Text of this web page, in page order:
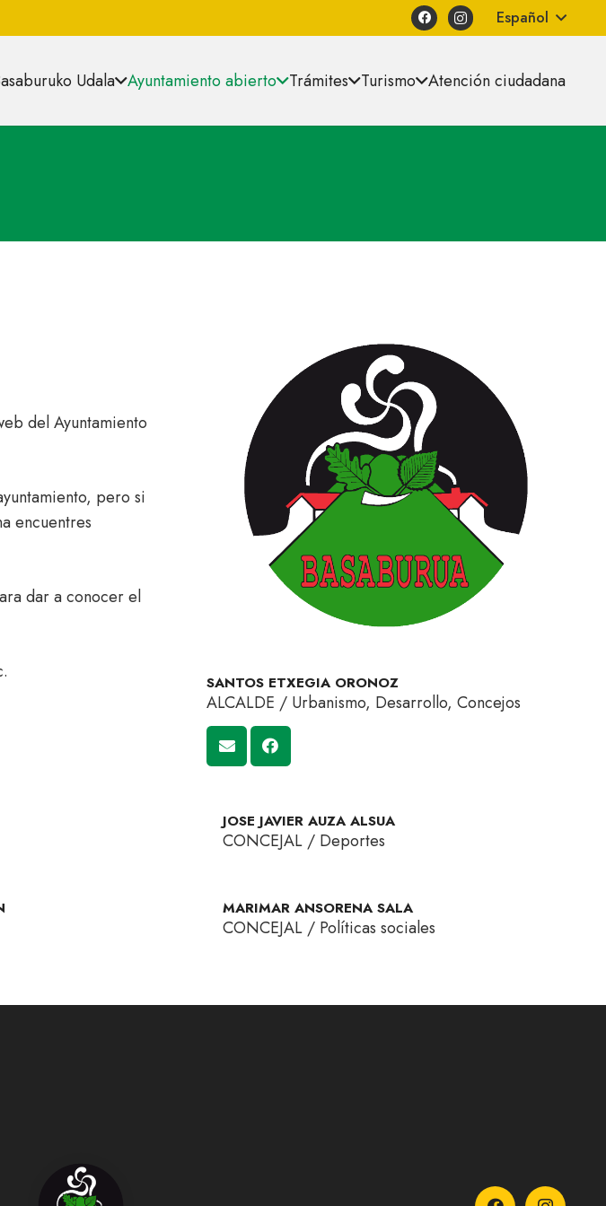
Español
Udala Ayuntamiento abierto Trámites Turismo Atención ciudadana
del Ayuntamiento
pero si
encuentres
dar a conocer el
SANTOS ETXEGIA ORONOZ
ALCALDE / Urbanismo, Desarrollo, Concejos
JOSE JAVIER AUZA ALSUA
CONCEJAL / Deportes
MARIMAR ANSORENA SALA
CONCEJAL / Políticas sociales